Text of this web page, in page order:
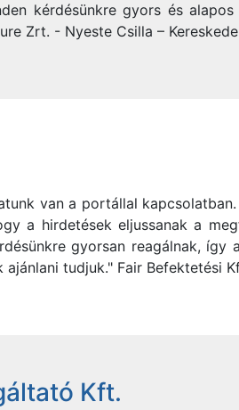
kérdésünkre gyors és
Zrt. - Nyeste Csilla –
van a portállal
a hirdetések eljussanak a
gyorsan reagálnak,
tudjuk." Fair Befektetési
Kft.